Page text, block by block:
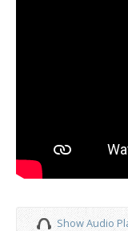
Show Audio